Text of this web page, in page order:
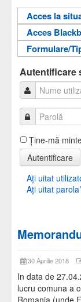
Acces la
Informații
Acces
Informații
Formulare/
Autentificare
Ţine-mă
Autentificare
Aţi uitat
Aţi uitat
30 Aprilie 2018
In data de
lucru comuna a